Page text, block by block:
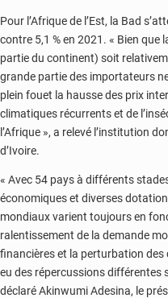
Pour l’Afrique de l’Est, la Bad
contre 5,1 % en 2021. « Bien
partie du continent) soit
grande partie des importateurs
plein fouet la hausse des prix
climatiques récurrents et de
l’Afrique », a relevé l’institution
d’Ivoire.
« Avec 54 pays à différents
économiques et diverses
mondiaux varient toujours en
ralentissement de la demande
financières et la perturbation
eu des répercussions différentes
déclaré Akinwumi Adesina, le